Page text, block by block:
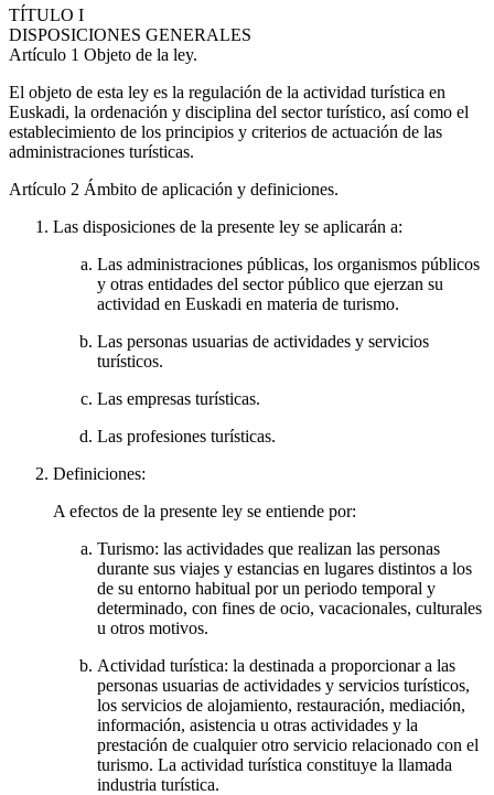
TÍTULO I
DISPOSICIONES GENERALES
Artículo 1 Objeto de la ley.
El objeto de esta ley es la regulación de la actividad turística en
Euskadi, la ordenación y disciplina del sector turístico, así como el
establecimiento de los principios y criterios de actuación de las
administraciones turísticas.
Artículo 2 Ámbito de aplicación y definiciones.
Las disposiciones de la presente ley se aplicarán a:
Las administraciones públicas, los organismos públicos
y otras entidades del sector público que ejerzan su
actividad en Euskadi en materia de turismo.
Las personas usuarias de actividades y servicios
turísticos.
Las empresas turísticas.
Las profesiones turísticas.
Definiciones:
A efectos de la presente ley se entiende por:
Turismo: las actividades que realizan las personas
durante sus viajes y estancias en lugares distintos a los
de su entorno habitual por un periodo temporal y
determinado, con fines de ocio, vacacionales, culturales
u otros motivos.
Actividad turística: la destinada a proporcionar a las
personas usuarias de actividades y servicios turísticos,
los servicios de alojamiento, restauración, mediación,
información, asistencia u otras actividades y la
prestación de cualquier otro servicio relacionado con el
turismo. La actividad turística constituye la llamada
industria turística.